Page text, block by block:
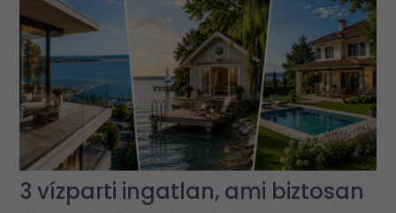
3 vízparti ingatlan, ami biztosan